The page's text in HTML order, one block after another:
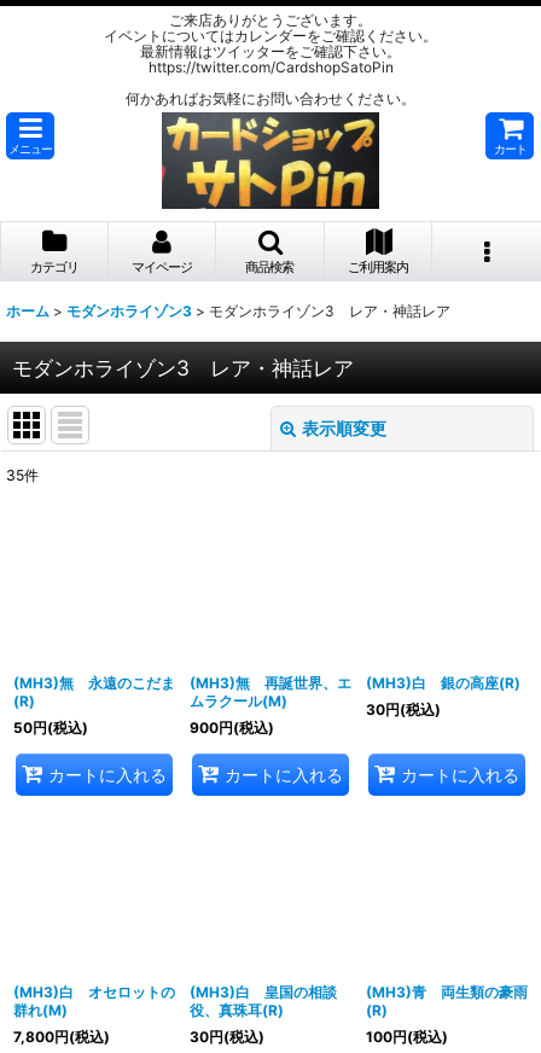
ご来店ありがとうございます。
イベントについてはカレンダーをご確認ください。
最新情報はツイッターをご確認下さい。
https://twitter.com/CardshopSatoPin
何かあればお気軽にお問い合わせください。
メニュー カート
カテゴリ マイページ 商品検索 ご利用案内
ホーム > モダンホライゾン3 > モダンホライゾン3 レア・神話レア
モダンホライゾン3 レア・神話レア
表示順変更
35件
(MH3)無 永遠のこだま
(R)
50円(税込)
カートに入れる
(MH3)無 再誕世界、エ
ムラクール(M)
900円(税込)
カートに入れる
(MH3)白 銀の高座(R)
30円(税込)
カートに入れる
(MH3)白 オセロットの
群れ(M)
7,800円(税込)
(MH3)白 皇国の相談
役、真珠耳(R)
30円(税込)
(MH3)青 両生類の豪雨
(R)
100円(税込)